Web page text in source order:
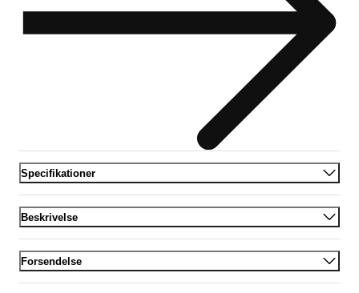
Specifikationer
Beskrivelse
Forsendelse